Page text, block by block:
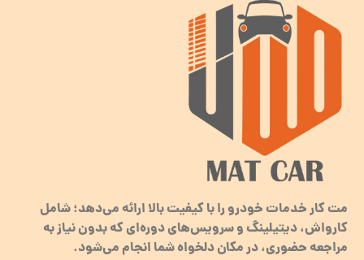
مت کار خدمات خودرو را با کیفیت بالا ارائه می‌دهد؛ شامل
کارواش، دیتیلینگ و سرویس‌های دوره‌ای که بدون نیاز به
مراجعه حضوری، در مکان دلخواه شما انجام می‌شود.